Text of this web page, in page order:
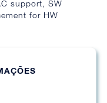
support, SW
for HW